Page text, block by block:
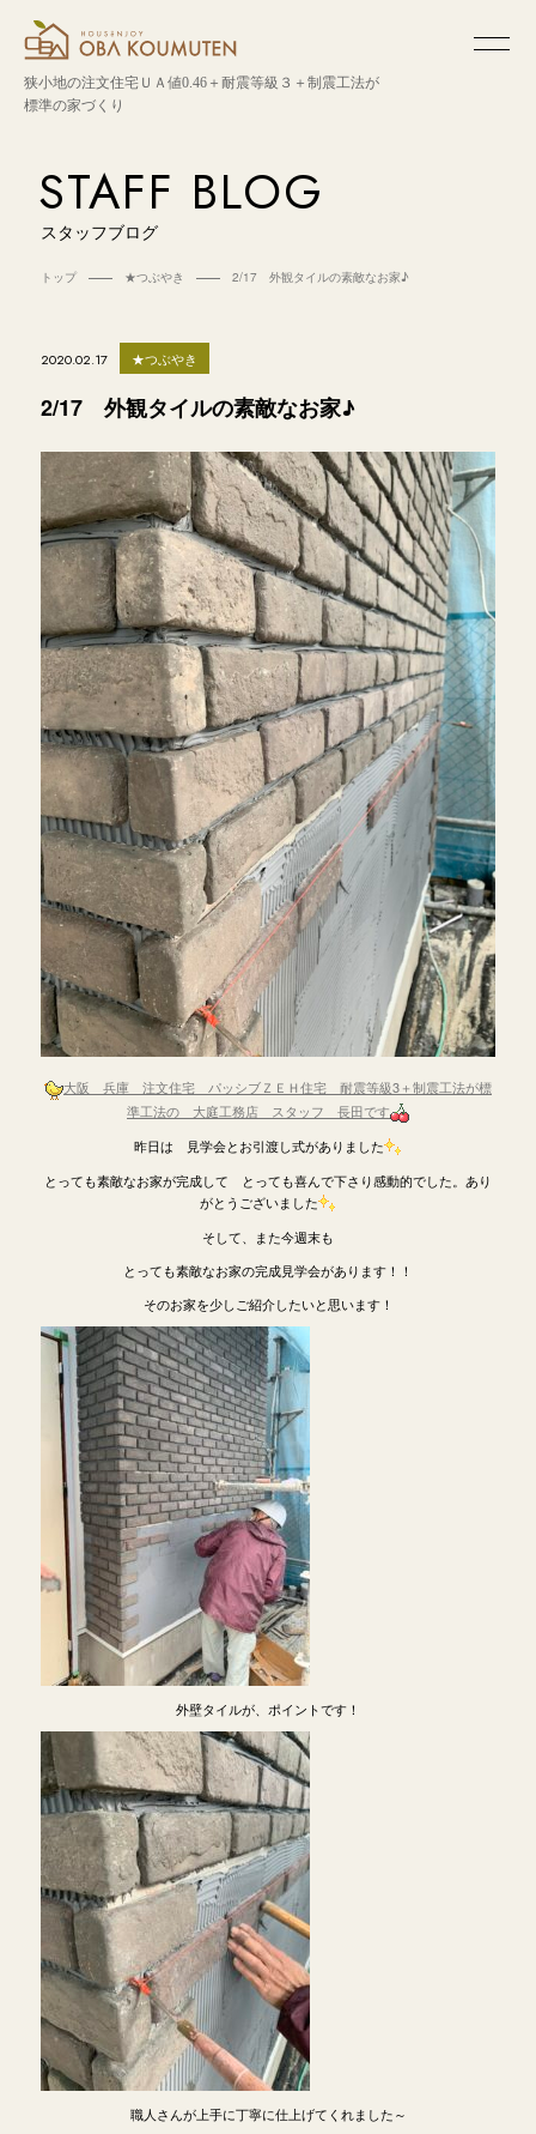
狭小地の注文住宅ＵＡ値0.46＋耐震等級３＋制震工法が
標準の家づくり
STAFF BLOG
スタッフブログ
トップ ★つぶやき 2/17 外観タイルの素敵なお家♪
2020.02.17 ★つぶやき
2/17 外観タイルの素敵なお家♪
大阪 兵庫 注文住宅 パッシブＺＥＨ住宅 耐震等級3＋制震工法が標
準工法の 大庭工務店 スタッフ 長田です
昨日は 見学会とお引渡し式がありました
とっても素敵なお家が完成して とっても喜んで下さり感動的でした。あり
がとうございました
そして、また今週末も
とっても素敵なお家の完成見学会があります！！
そのお家を少しご紹介したいと思います！
外壁タイルが、ポイントです！
職人さんが上手に丁寧に仕上げてくれました～